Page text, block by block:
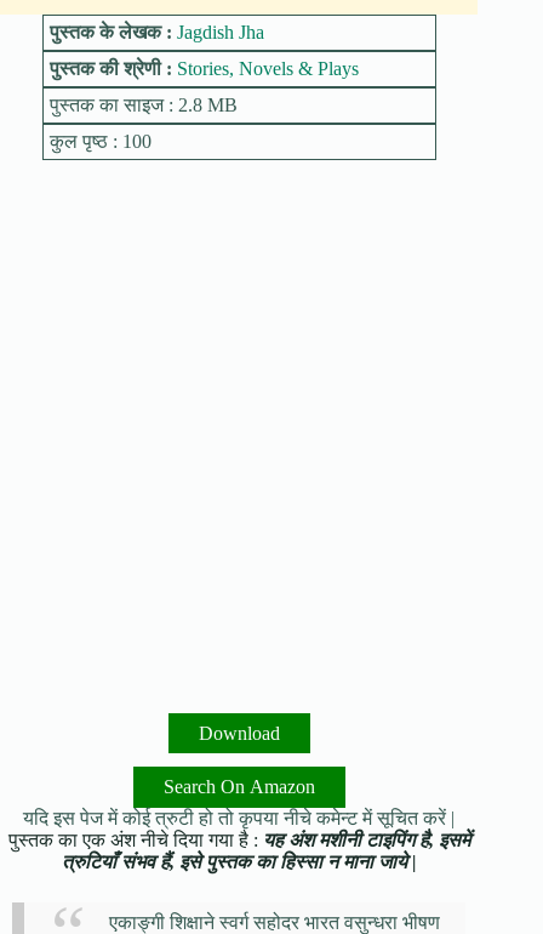
पुस्तक के लेखक : Jagdish Jha
पुस्तक की श्रेणी : Stories, Novels & Plays
पुस्तक का साइज : 2.8 MB
कुल पृष्ठ : 100
Download
Search On Amazon
यदि इस पेज में कोई त्रुटी हो तो कृपया नीचे कमेन्ट में सूचित करें |
पुस्तक का एक अंश नीचे दिया गया है : यह अंश मशीनी टाइपिंग है, इसमें
त्रुटियाँ संभव हैं, इसे पुस्तक का हिस्सा न माना जाये |
एकाङ्गी शिक्षाने स्वर्ग सहोदर भारत वसुन्धरा भीषण